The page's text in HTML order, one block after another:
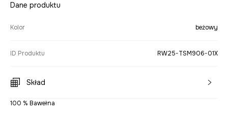
Dane produktu
Kolor beżowy
ID Produktu RW25-TSM906-01X
Skład
100 % Bawełna